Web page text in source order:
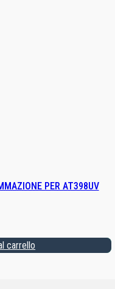
PER AT398UV
carrello